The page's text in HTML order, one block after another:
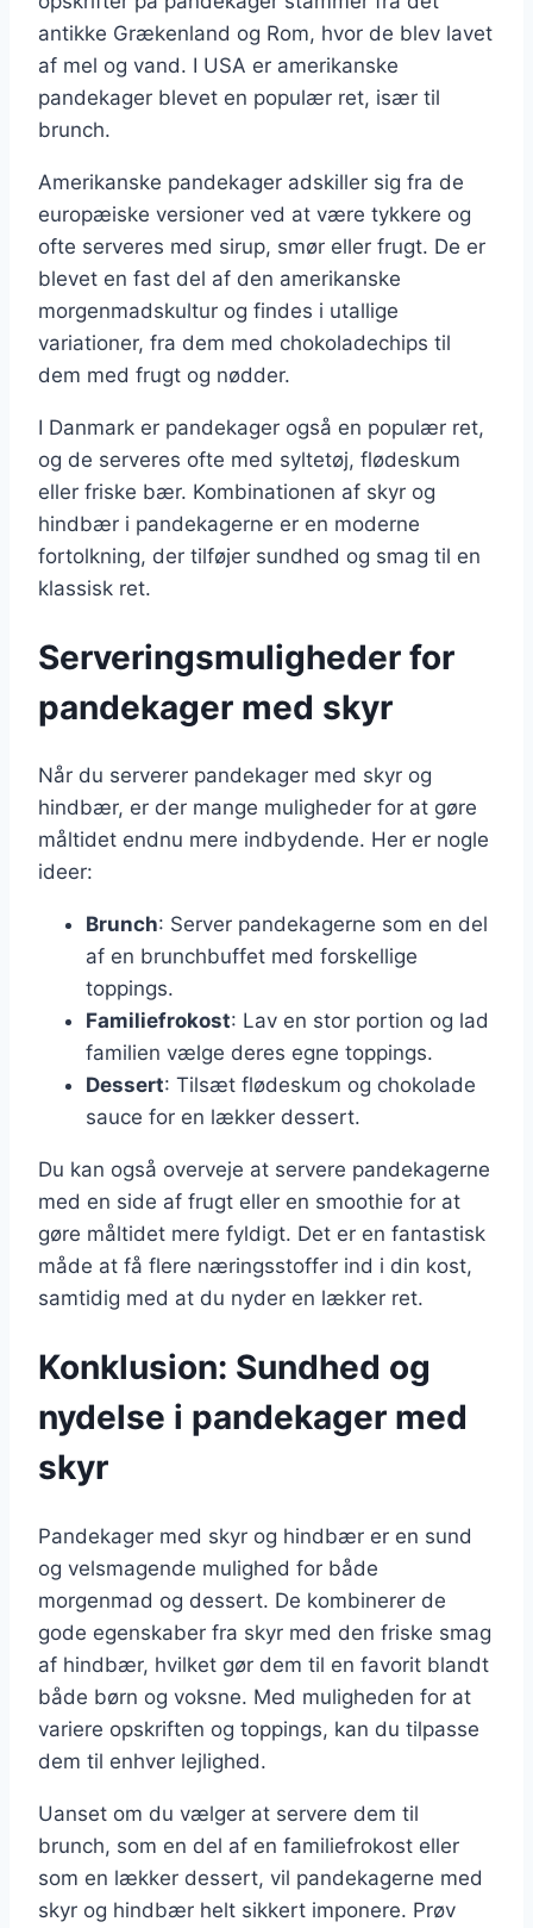
antikke Grækenland og Rom, hvor de blev lavet
af mel og vand. I USA er amerikanske
pandekager blevet en populær ret, især til
brunch.
Amerikanske pandekager adskiller sig fra de
europæiske versioner ved at være tykkere og
ofte serveres med sirup, smør eller frugt. De er
blevet en fast del af den amerikanske
morgenmadskultur og findes i utallige
variationer, fra dem med chokoladechips til
dem med frugt og nødder.
I Danmark er pandekager også en populær ret,
og de serveres ofte med syltetøj, flødeskum
eller friske bær. Kombinationen af skyr og
hindbær i pandekagerne er en moderne
fortolkning, der tilføjer sundhed og smag til en
klassisk ret.
Serveringsmuligheder for
pandekager med skyr
Når du serverer pandekager med skyr og
hindbær, er der mange muligheder for at gøre
måltidet endnu mere indbydende. Her er nogle
ideer:
Brunch: Server pandekagerne som en del
af en brunchbuffet med forskellige
toppings.
Familiefrokost: Lav en stor portion og lad
familien vælge deres egne toppings.
Dessert: Tilsæt flødeskum og chokolade
sauce for en lækker dessert.
Du kan også overveje at servere pandekagerne
med en side af frugt eller en smoothie for at
gøre måltidet mere fyldigt. Det er en fantastisk
måde at få flere næringsstoffer ind i din kost,
samtidig med at du nyder en lækker ret.
Konklusion: Sundhed og
nydelse i pandekager med
skyr
Pandekager med skyr og hindbær er en sund
og velsmagende mulighed for både
morgenmad og dessert. De kombinerer de
gode egenskaber fra skyr med den friske smag
af hindbær, hvilket gør dem til en favorit blandt
både børn og voksne. Med muligheden for at
variere opskriften og toppings, kan du tilpasse
dem til enhver lejlighed.
Uanset om du vælger at servere dem til
brunch, som en del af en familiefrokost eller
som en lækker dessert, vil pandekagerne med
skyr og hindbær helt sikkert imponere. Prøv